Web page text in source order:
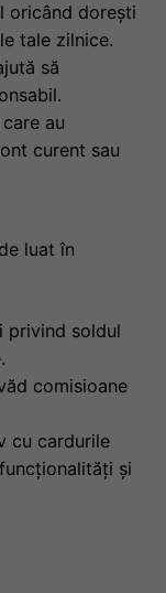
oricând dorești
tale zilnice.
să
au
curent sau
luat în
privind soldul
comisioane
cu cardurile
și